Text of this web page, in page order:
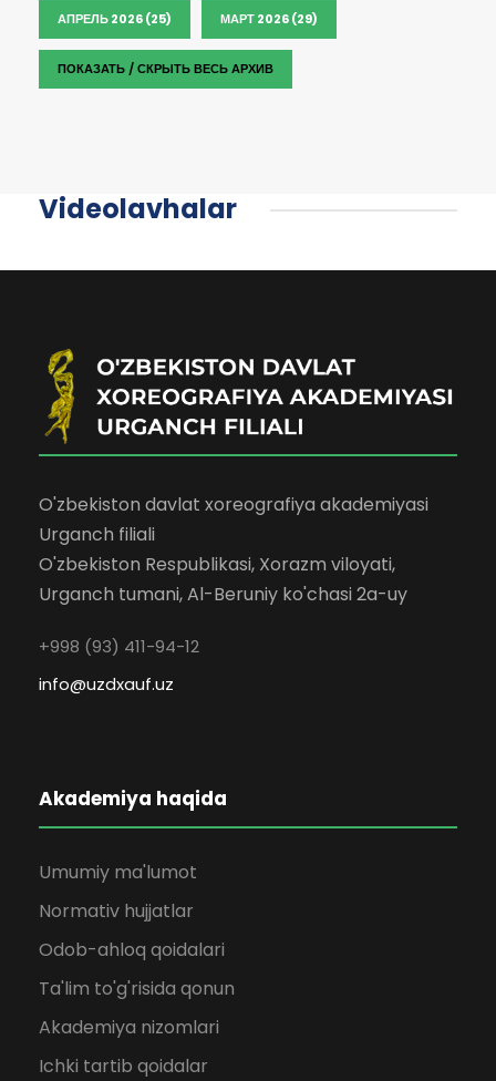
АПРЕЛЬ 2026 (25) МАРТ 2026 (29)
ПОКАЗАТЬ / СКРЫТЬ ВЕСЬ АРХИВ
Videolavhalar
O'zbekiston davlat xoreografiya akademiyasi
Urganch filiali
O'zbekiston Respublikasi, Xorazm viloyati,
Urganch tumani, Al-Beruniy ko'chasi 2a-uy
+998 (93) 411-94-12
info@uzdxauf.uz
Akademiya haqida
Umumiy ma'lumot
Normativ hujjatlar
Odob-ahloq qoidalari
Ta'lim to'g'risida qonun
Akademiya nizomlari
Ichki tartib qoidalar